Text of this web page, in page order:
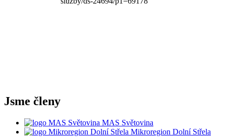
Jsme členy
MAS Světovina
Mikroregion Dolní Střela